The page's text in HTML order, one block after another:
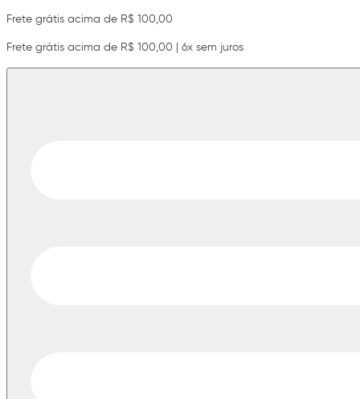
Frete grátis acima de R$ 100,00
Frete grátis acima de R$ 100,00 | 6x sem juros